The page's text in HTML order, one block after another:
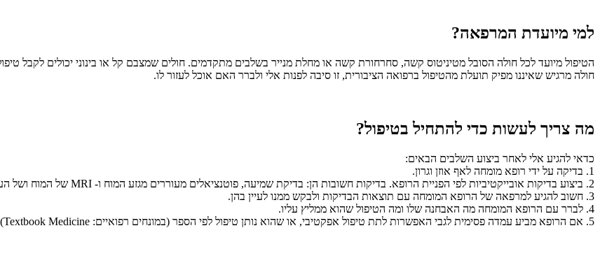
למי מיועדת המרפאה?
הטיפול מיועד לכל חולה הסובל מטיניטוס קשה, סחרחורת קשה או מחלת מנייר בשלבים מתקדמים. חולים שמצבם קל או בינוני יכולים לקבל
חולה מרגיש שאיננו מפיק תועלת מהטיפול ברפואה הציבורית, זו סיבה לפנות אלי ולברר האם אוכל לעזור לו.
מה צריך לעשות כדי להתחיל בטיפול?
כדאי להגיע אלי לאחר ביצוע השלבים הבאים:
1. בדיקה על ידי רופא מומחה לאף אוזן וגרון.
2. ביצוע בדיקות אובייקטיביות לפי הפניית הרופא. בדיקות חשובות הן: בדיקת שמיעה, פוטנציאלים מעוררים מגזע המוח ו- MRI של המוח ושל העצם הטמפוראלית.
3. חשוב להגיע למרפאה של הרופא המומחה עם תוצאות הבדיקות ולבקש ממנו לעיין בהן.
4. לברר עם הרופא המומחה מה האבחנה שלו ומה הטיפול שהוא ממליץ עליו.
5. אם הרופא מביע עמדה פסימית לגבי האפשרות לתת טיפול אפקטיבי, או שהוא נותן טיפול לפי הספר (במונחים רפואיים: Textbook Medicine). אבל הטיפול לא עוזר – יש מקום לפנות אלי.